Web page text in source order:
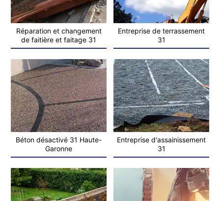
Réparation et changement
de faitière et faitage 31
Entreprise de terrassement
31
Béton désactivé 31 Haute-
Garonne
Entreprise d'assainissement
31